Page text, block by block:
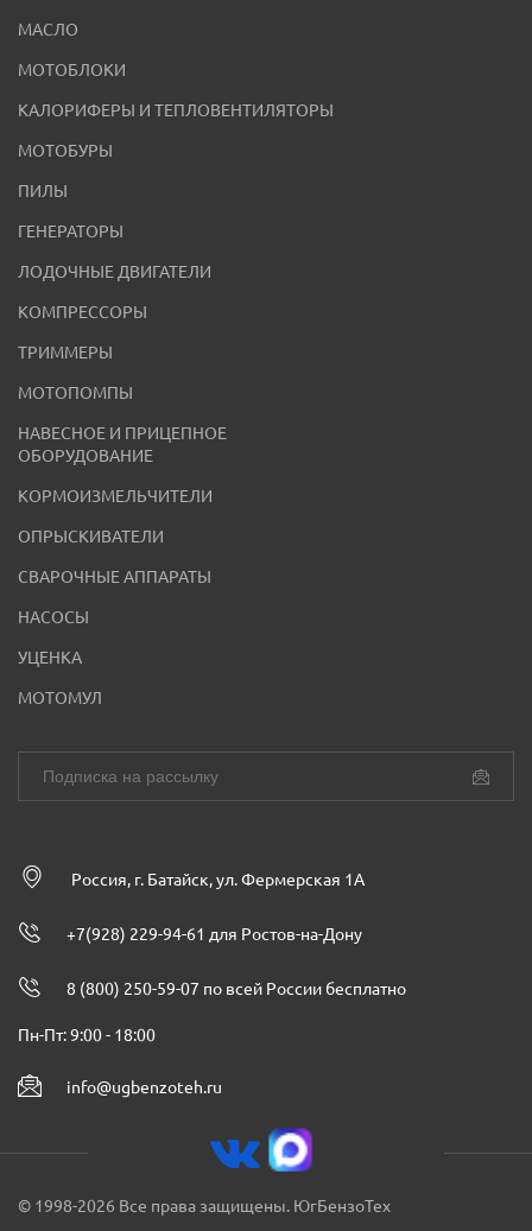
МАСЛО
МОТОБЛОКИ
КАЛОРИФЕРЫ И ТЕПЛОВЕНТИЛЯТОРЫ
МОТОБУРЫ
ПИЛЫ
ГЕНЕРАТОРЫ
ЛОДОЧНЫЕ ДВИГАТЕЛИ
КОМПРЕССОРЫ
ТРИММЕРЫ
МОТОПОМПЫ
НАВЕСНОЕ И ПРИЦЕПНОЕ
ОБОРУДОВАНИЕ
КОРМОИЗМЕЛЬЧИТЕЛИ
ОПРЫСКИВАТЕЛИ
СВАРОЧНЫЕ АППАРАТЫ
НАСОСЫ
УЦЕНКА
МОТОМУЛ
Россия, г. Батайск, ул. Фермерская 1А
+7(928) 229-94-61 для Ростов-на-Дону
8 (800) 250-59-07 по всей России бесплатно
Пн-Пт: 9:00 - 18:00
info@ugbenzoteh.ru
© 1998-2026 Все права защищены. ЮгБензоТех